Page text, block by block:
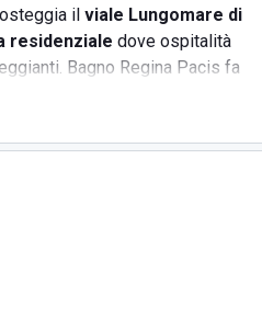
il viale Lungomare di
residenziale dove ospitalità
Bagno Regina Pacis fa
servizi: